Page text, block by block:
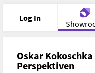
Log In
Portfolio Image
Oskar
Perspektiven